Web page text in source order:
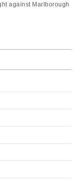
against Marlborough